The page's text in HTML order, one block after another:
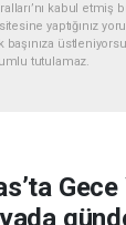
kabul etmiş
yaptığınız
tutulamaz.
Gece